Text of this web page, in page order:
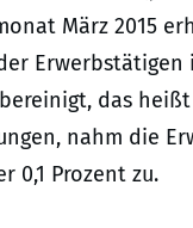
März 2015
Erwerbstätigen
das
nahm die
0,1 Prozent zu.